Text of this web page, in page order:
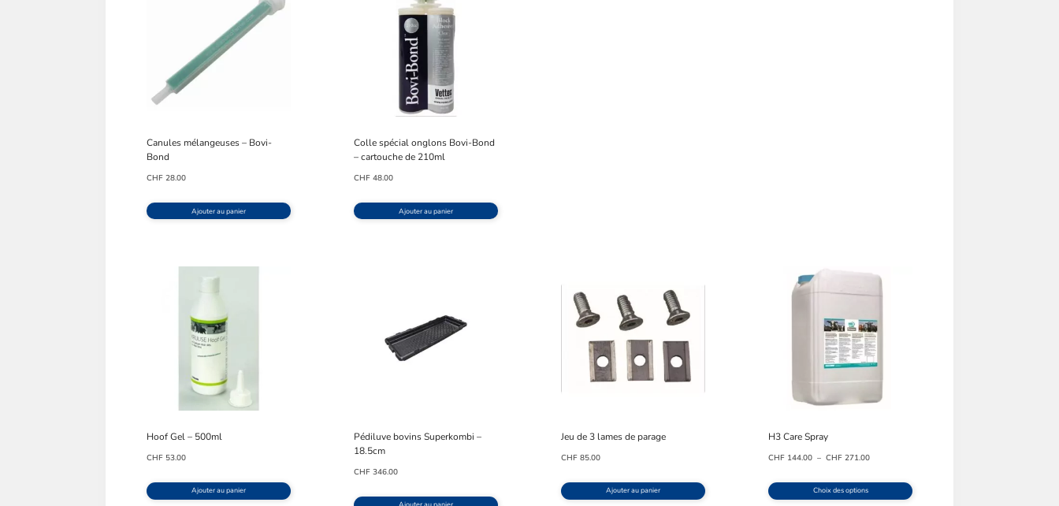
Canules mélangeuses – Bovi-
Bond
CHF 28.00
Ajouter au panier
Colle spécial onglons Bovi-Bond
– cartouche de 210ml
CHF 48.00
Ajouter au panier
Hoof Gel – 500ml
CHF 53.00
Ajouter au panier
Pédiluve bovins Superkombi –
18.5cm
CHF 346.00
Jeu de 3 lames de parage
CHF 85.00
Ajouter au panier
H3 Care Spray
CHF 144.00 – CHF 271.00Plage
Choix des options